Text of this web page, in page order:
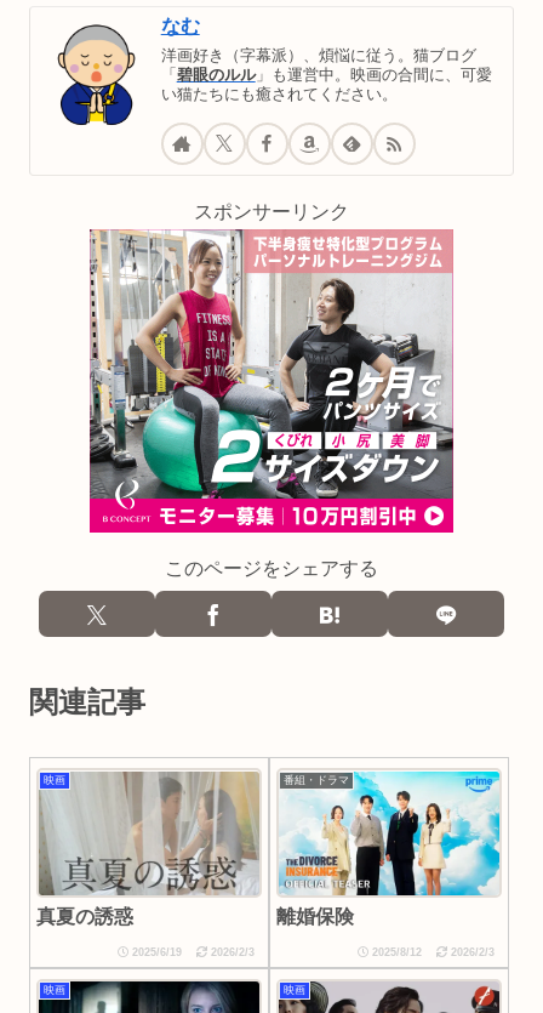
なむ
洋画好き（字幕派）、煩悩に従う。猫ブログ
「 碧眼のルル」も運営中。映画の合間に、可愛
い猫たちにも癒されてください。
スポンサーリンク
このページをシェアする
関連記事
映画
真夏の誘惑
2025/6/19 2026/2/3
番組・ドラマ
離婚保険
2025/8/12 2026/2/3
映画 映画